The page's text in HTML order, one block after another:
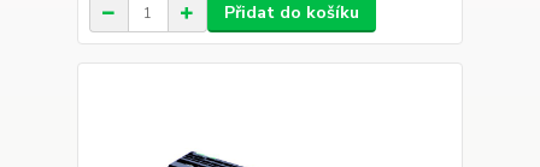
Přidat do košíku